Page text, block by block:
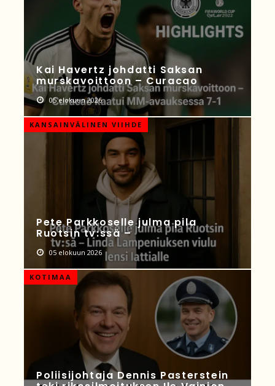
Kai Havertz johdatti Saksan
murskavoittoon – Curacao
05 elokuun 2026
KANSAINVÄLINEN VIIHDE
Pete Parkkoselle julma pila
Ruotsin tv:ssä –
05 elokuun 2026
KOTIMAA
Poliisijohtaja Dennis Pasterstein